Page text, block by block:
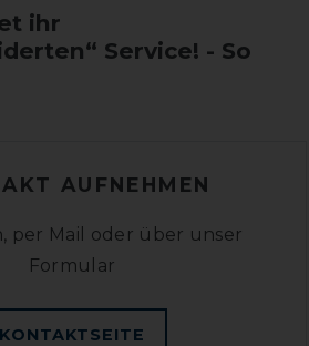
ihr
Service! - So
AUFNEHMEN
per Mail oder über unser
Formular
KONTAKTSEITE